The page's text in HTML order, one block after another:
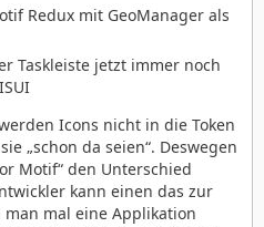
Redux mit GeoManager als
Taskleiste jetzt immer noch
Icons nicht in die Token
„schon da seien“. Deswegen
Motif“ den Unterschied
kann einen das zur
mal eine Applikation